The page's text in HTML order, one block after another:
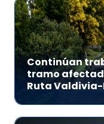
Continúan
tramo
Ruta